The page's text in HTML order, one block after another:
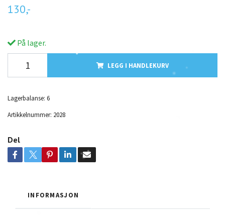
130,-
På lager.
LEGG I HANDLEKURV
Lagerbalanse: 6
Artikkelnummer: 2028
Del
INFORMASJON